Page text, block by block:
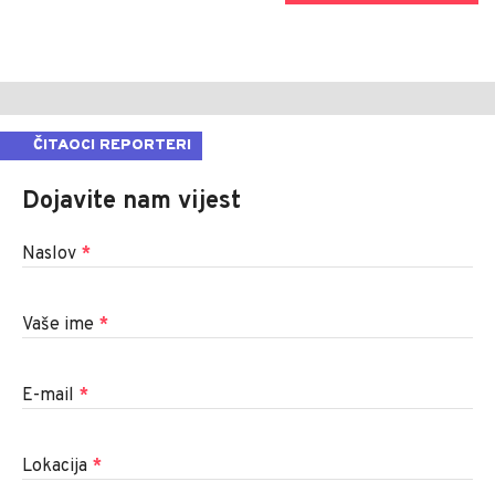
ČITAOCI REPORTERI
Dojavite nam vijest
Naslov *
Vaše ime *
E-mail *
Lokacija *